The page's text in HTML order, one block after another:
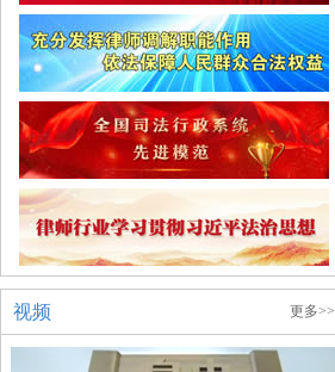
视频 更多>>